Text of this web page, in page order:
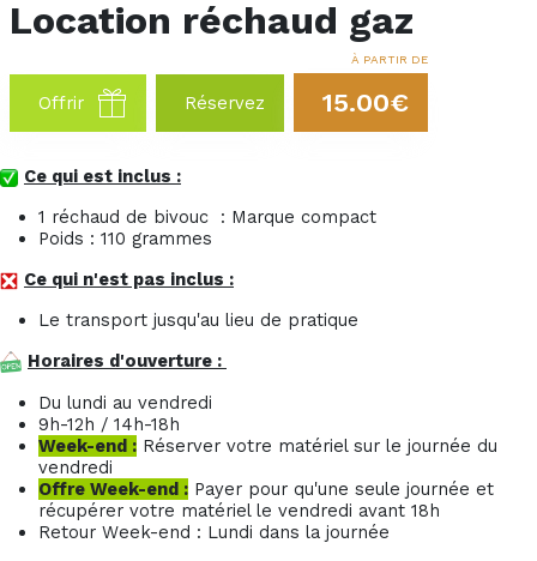
Location réchaud gaz
Offrir Réservez
À PARTIR DE
15.00€
Ce qui est inclus :
1 réchaud de bivouc : Marque compact
Poids : 110 grammes
Ce qui n'est pas inclus :
Le transport jusqu'au lieu de pratique
Horaires d'ouverture :
Du lundi au vendredi
9h-12h / 14h-18h
Week-end : Réserver votre matériel sur le journée du
vendredi
Offre Week-end : Payer pour qu'une seule journée et
récupérer votre matériel le vendredi avant 18h
Retour Week-end : Lundi dans la journée